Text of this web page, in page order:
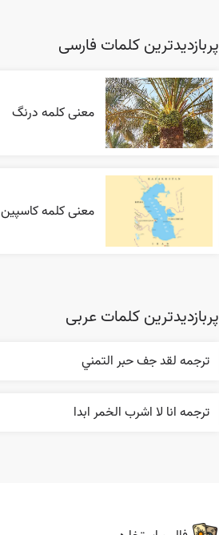
پربازدیدترین کلمات فارسی
معنی کلمه درنگ
معنی کلمه کاسپین
پربازدیدترین کلمات عربی
ترجمه لقد جف حبر التمني
ترجمه انا لا اشرب الخمر ابدا